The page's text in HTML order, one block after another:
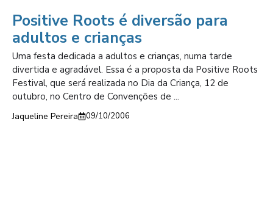
Positive Roots é diversão para
adultos e crianças
Uma festa dedicada a adultos e crianças, numa tarde
divertida e agradável. Essa é a proposta da Positive Roots
Festival, que será realizada no Dia da Criança, 12 de
outubro, no Centro de Convenções de ...
Jaqueline Pereira 09/10/2006